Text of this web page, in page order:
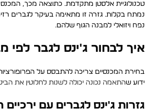
טכנולוגיית אלסטן מתקדמת. כתוצאה מכך,
נמתח בקלות. גזרה זו מתאימה בעיקר לגברים
נפח ויזואלי למבנה הגוף שלהם.
איך לבחור ג'ינס לגבר לפי
בחירת המכנסיים צריכה להתבסס על
ידוע שהתאמה נכונה יכולה לשנות לחלוטין את
גזרות ג'ינס לגברים עם ירכיים